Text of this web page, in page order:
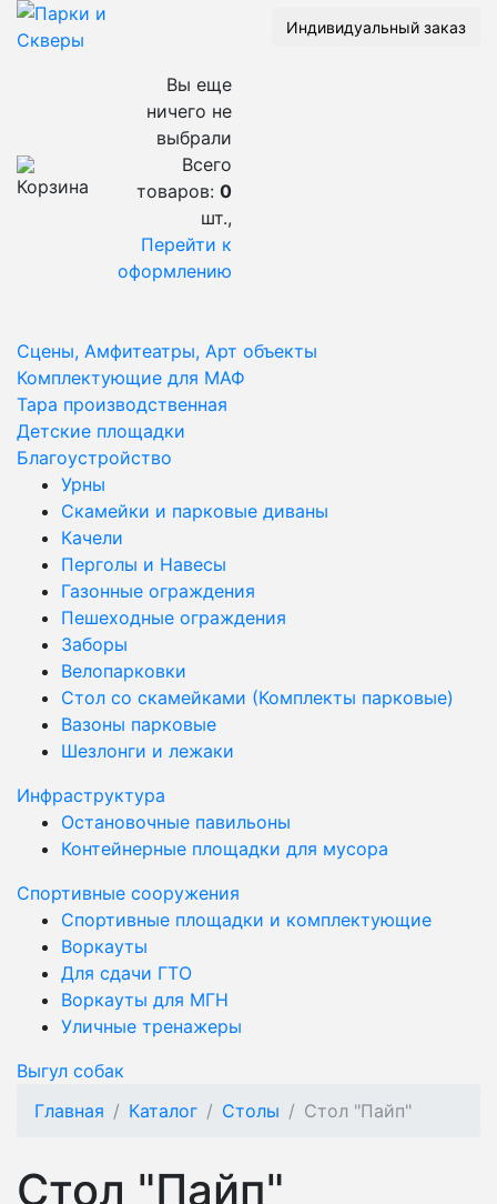
Индивидуальный заказ
Вы еще
ничего не
выбрали
Всего
товаров: 0
шт.,
Перейти к
оформлению
Сцены, Амфитеатры, Арт объекты
Комплектующие для МАФ
Тара производственная
Детские площадки
Благоустройство
Урны
Скамейки и парковые диваны
Качели
Перголы и Навесы
Газонные ограждения
Пешеходные ограждения
Заборы
Велопарковки
Стол со скамейками (Комплекты парковые)
Вазоны парковые
Шезлонги и лежаки
Инфраструктура
Остановочные павильоны
Контейнерные площадки для мусора
Спортивные сооружения
Спортивные площадки и комплектующие
Воркауты
Для сдачи ГТО
Воркауты для МГН
Уличные тренажеры
Выгул собак
Главная
Каталог Столы Стол "Пайп"
Стол "Пайп"